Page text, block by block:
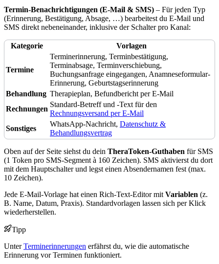
Termin-Benachrichtigungen (E-Mail & SMS) – Für jeden Typ
(Erinnerung, Bestätigung, Absage, …) bearbeitest du E-Mail und
SMS direkt nebeneinander, inklusive der Schalter pro Kanal:
Kategorie Vorlagen
Termine
Terminerinnerung, Terminbestätigung,
Terminabsage, Terminverschiebung,
Buchungsanfrage eingegangen, Anamneseformular-
Erinnerung, Geburtstagserinnerung
Behandlung Therapieplan, Befundbericht per E-Mail
Rechnungen
Standard-Betreff und -Text für den
Rechnungsversand per E-Mail
Sonstiges
WhatsApp-Nachricht, Datenschutz &
Behandlungsvertrag
Oben auf der Seite siehst du dein TheraToken-Guthaben für SMS
(1 Token pro SMS-Segment à 160 Zeichen). SMS aktivierst du dort
mit dem Hauptschalter und legst einen Absendernamen fest (max.
10 Zeichen).
Jede E-Mail-Vorlage hat einen Rich-Text-Editor mit Variablen (z.
B. Name, Datum, Praxis). Standardvorlagen lassen sich per Klick
wiederherstellen.
Tipp
UnterTerminerinnerungen erfährst du, wie die automatische
Erinnerung vor Terminen funktioniert.